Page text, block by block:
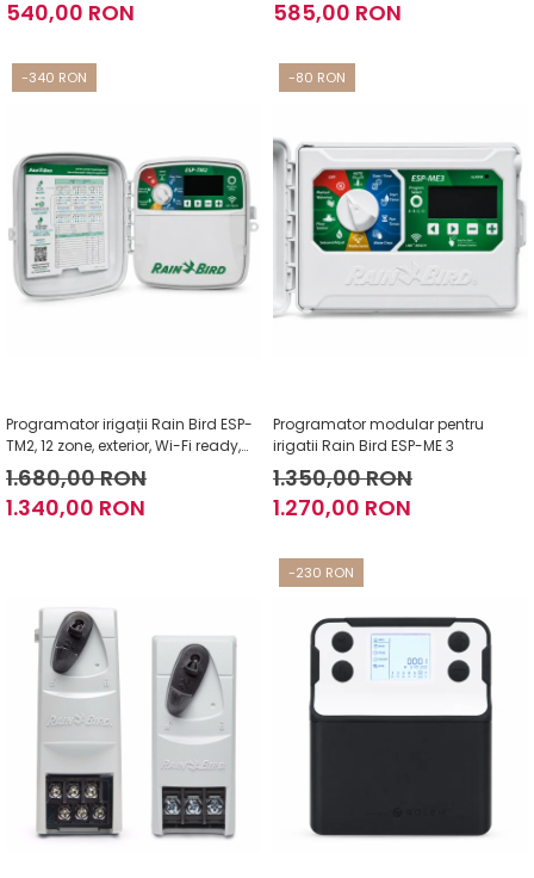
540,00 RON 585,00 RON
-340 RON
Programator irigații Rain Bird ESP-
TM2, 12 zone, exterior, Wi-Fi ready,
24V
1.680,00 RON
1.340,00 RON
-80 RON
Programator modular pentru
irigatii Rain Bird ESP-ME 3
1.350,00 RON
1.270,00 RON
-230 RON